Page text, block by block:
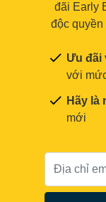
đãi Early
độc quyền
Ưu đãi
với
Hãy là
mới